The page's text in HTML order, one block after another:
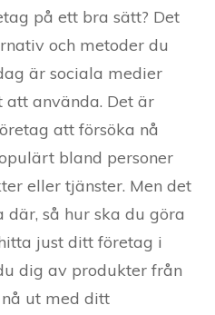
på ett bra sätt? Det
och metoder du
är sociala medier
använda. Det är
att försöka nå
bland personer
eller tjänster. Men det
så hur ska du göra
just ditt företag i
dig av produkter från
ut med ditt